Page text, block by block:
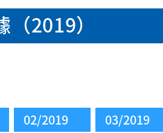
2019）
02/2019 03/2019